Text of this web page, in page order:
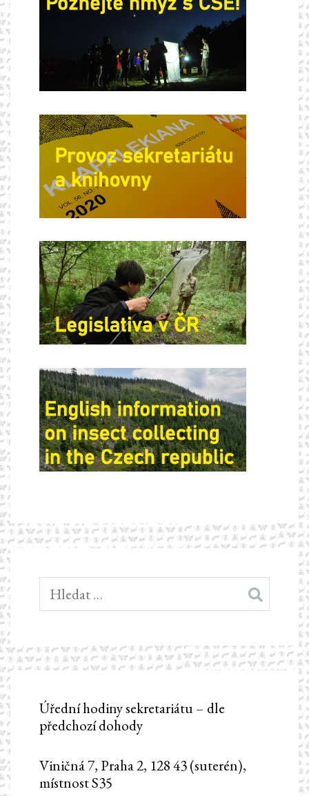
Vyhledávání
Úřední hodiny sekretariátu – dle
předchozí dohody
Viničná 7, Praha 2, 128 43 (suterén),
místnost S35